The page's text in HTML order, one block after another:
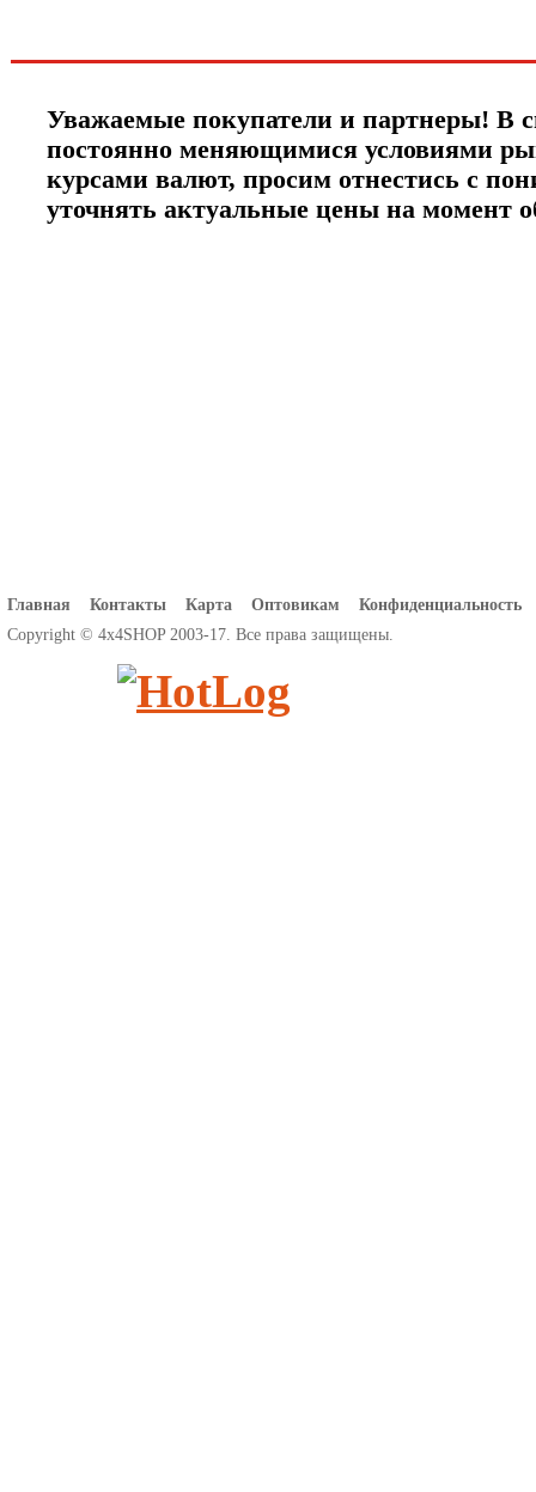
Уважаемые покупатели и партнеры! В
постоянно меняющимися условиями
курсами валют, просим отнестись с
уточнять актуальные цены на момент
Главная Контакты Карта Оптовикам
Конфиденциальность
Copyright © 4x4SHOP 2003-17. Все права защищены.